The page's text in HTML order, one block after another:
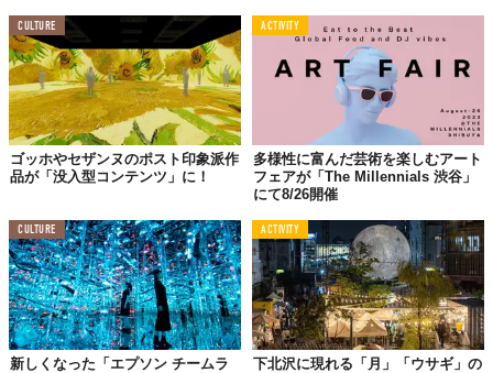
CULTURE
ゴッホやセザンヌのポスト印象派作
品が「没入型コンテンツ」に！
ACTIVITY
多様性に富んだ芸術を楽しむアート
フェアが「The Millennials 渋谷」
にて8/26開催
CULTURE
新しくなった「エプソン チームラ
ACTIVITY
下北沢に現れる「月」「ウサギ」の